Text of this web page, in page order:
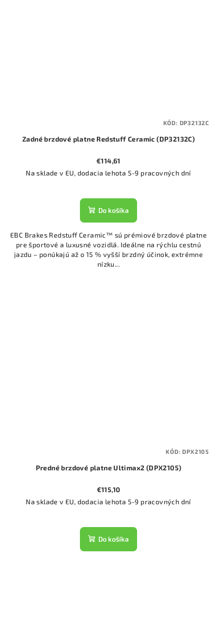
Zadné brzdové platne Redstuff Ceramic (DP32132C)
€114,61
Na sklade v EU, dodacia lehota 5-9 pracovných dní
Do košíka
EBC Brakes Redstuff Ceramic™ sú prémiové brzdové platne
pre športové a luxusné vozidlá. Ideálne na rýchlu cestnú
jazdu – ponúkajú až o 15 % vyšší brzdný účinok, extrémne
nízku...
KÓD: DP32132C
Predné brzdové platne Ultimax2 (DPX2105)
€115,10
Na sklade v EU, dodacia lehota 5-9 pracovných dní
Do košíka
KÓD:DPX2105